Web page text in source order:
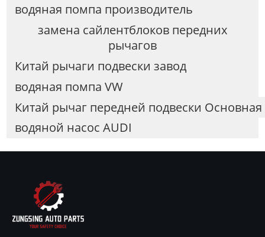
водяная помпа производитель
замена сайлентблоков передних
рычагов
Китай рычаги подвески завод
водяная помпа VW
Китай рычаг передней подвески Основная
водяной насос AUDI